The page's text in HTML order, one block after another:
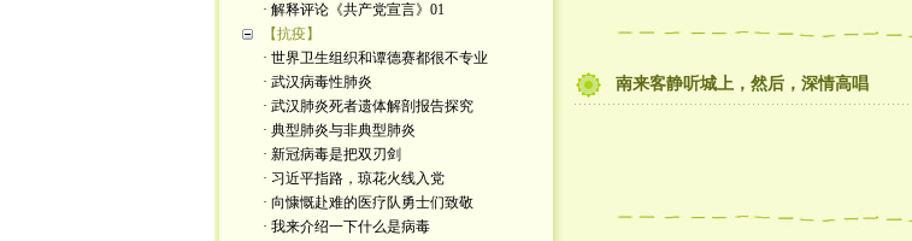
· 解释评论《共产党宣言》01
【抗疫】
· 世界卫生组织和谭德赛都很不专业
· 武汉病毒性肺炎
· 武汉肺炎死者遗体解剖报告探究
· 典型肺炎与非典型肺炎
· 新冠病毒是把双刃剑
· 习近平指路，琼花火线入党
· 向慷慨赴难的医疗队勇士们致敬
· 我来介绍一下什么是病毒
南来客静听城上，然后，深情高唱